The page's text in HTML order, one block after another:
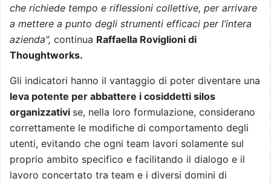
che richiede tempo e riflessioni collettive, per arrivare
a mettere a punto degli strumenti efficaci per l’intera
azienda", continua Raffaella Roviglioni di
Thoughtworks.
Gli indicatori hanno il vantaggio di poter diventare una
leva potente per abbattere i cosiddetti silos
organizzativi se, nella loro formulazione, considerano
correttamente le modifiche di comportamento degli
utenti, evitando che ogni team lavori solamente sul
proprio ambito specifico e facilitando il dialogo e il
lavoro concertato tra team e i diversi domini di